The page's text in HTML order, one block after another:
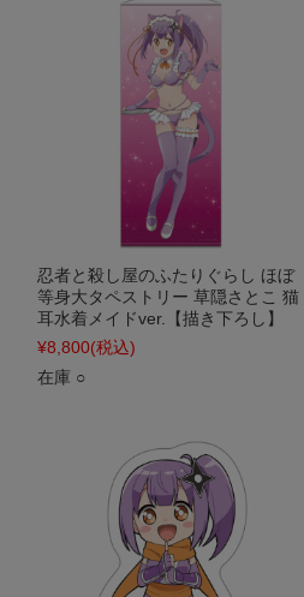
忍者と殺し屋のふたりぐらし ほぼ
等身大タペストリー 草隠さとこ 猫
耳水着メイドver.【描き下ろし】
¥8,800(税込)
在庫 ○